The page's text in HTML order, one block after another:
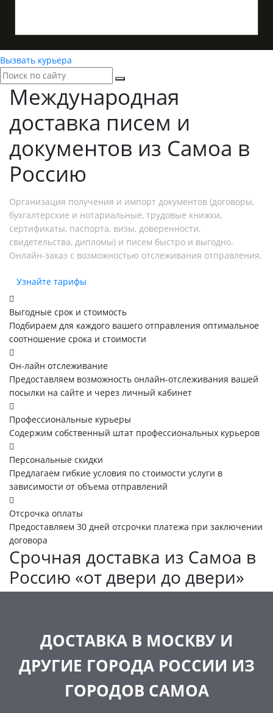
Вызвать курьера
Международная
доставка писем и
документов из Самоа в
Россию
Организация получения и импорт документов (договоры,
бухгалтерские и нотариальные, трудовые книжки,
сертификаты, паспорта, визы, доверенности,
свидетельства, дипломы) и писем быстро и выгодно.
Онлайн-заказ с возможностью отслеживания отправления.
Узнайте тарифы
Выгодные срок и стоимость
Подбираем для каждого вашего отправления оптимальное
соотношение срока и стоимости
Он-лайн отслеживание
Предоставляем возможность онлайн-отслеживания вашей
посылки на сайте и через личный кабинет
Профессиональные курьеры
Содержим собственный штат профессиональных курьеров
Персональные скидки
Предлагаем гибкие условия по стоимости услуги в
зависимости от объема отправлений
Отсрочка оплаты
Предоставляем 30 дней отсрочки платежа при заключении
договора
Срочная доставка из Самоа в
Россию «от двери до двери»
ДОСТАВКА В МОСКВУ И
ДРУГИЕ ГОРОДА РОССИИ ИЗ
ГОРОДОВ САМОА